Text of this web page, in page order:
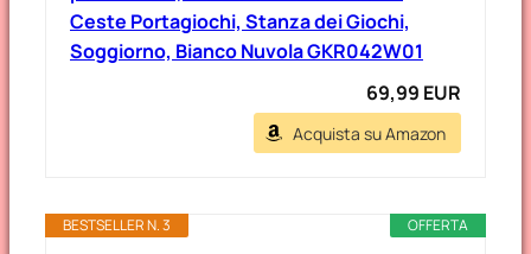
Ceste Portagiochi, Stanza dei Giochi,
Soggiorno, Bianco Nuvola GKR042W01
69,99 EUR
Acquista su Amazon
OFFERTA
BESTSELLER N. 3